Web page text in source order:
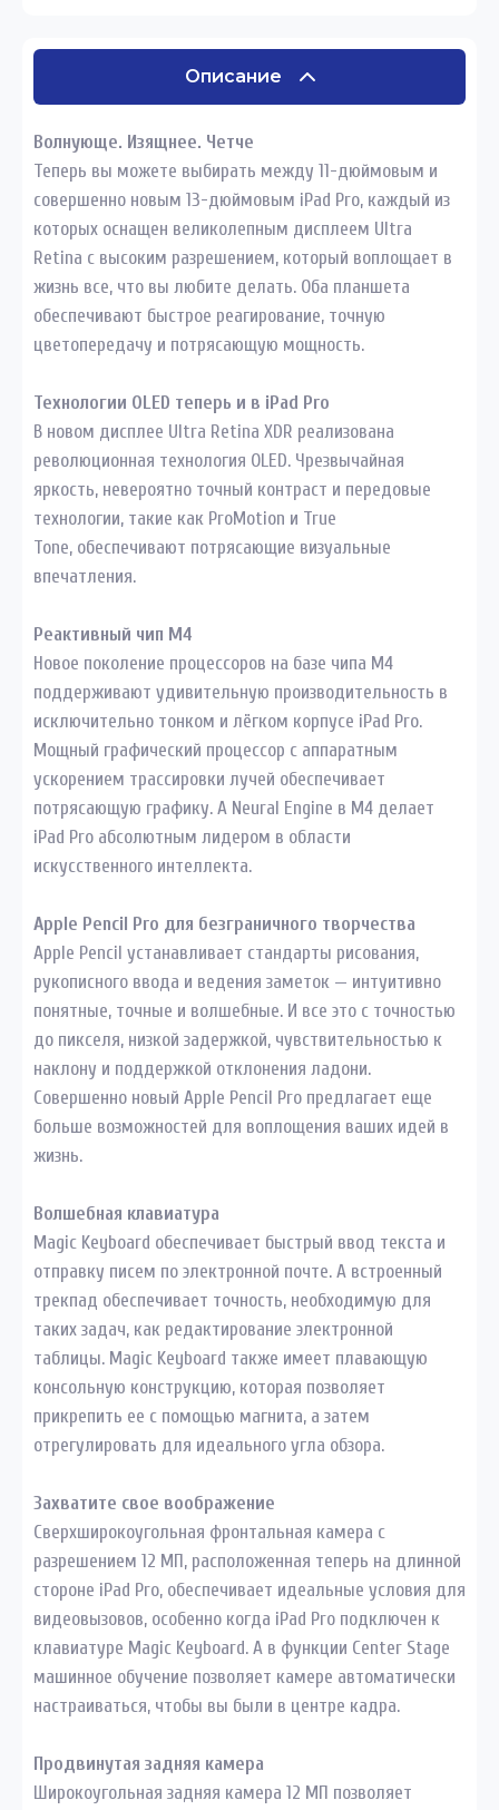
Описание
Волнующе. Изящнее. Четче
Теперь вы можете выбирать между 11-дюймовым и
совершенно новым 13-дюймовым iPad Pro, каждый из
которых оснащен великолепным дисплеем Ultra
Retina с высоким разрешением, который воплощает в
жизнь все, что вы любите делать. Оба планшета
обеспечивают быстрое реагирование, точную
цветопередачу и потрясающую мощность.
Технологии OLED теперь и в iPad Pro
В новом дисплее Ultra Retina XDR реализована
революционная технология OLED. Чрезвычайная
яркость, невероятно точный контраст и передовые
технологии, такие как ProMotion и True
Tone, обеспечивают потрясающие визуальные
впечатления.
Реактивный чип М4
Новое поколение процессоров на базе чипа М4
поддерживают удивительную производительность в
исключительно тонком и лёгком корпусе iPad Pro.
Мощный графический процессор с аппаратным
ускорением трассировки лучей обеспечивает
потрясающую графику. А Neural Engine в M4 делает
iPad Pro абсолютным лидером в области
искусственного интеллекта.
Apple Pencil Pro для безграничного творчества
Apple Pencil устанавливает стандарты рисования,
рукописного ввода и ведения заметок — интуитивно
понятные, точные и волшебные. И все это с точностью
до пикселя, низкой задержкой, чувствительностью к
наклону и поддержкой отклонения ладони.
Совершенно новый Apple Pencil Pro предлагает еще
больше возможностей для воплощения ваших идей в
жизнь.
Волшебная клавиатура
Magic Keyboard обеспечивает быстрый ввод текста и
отправку писем по электронной почте. А встроенный
трекпад обеспечивает точность, необходимую для
таких задач, как редактирование электронной
таблицы. Magic Keyboard также имеет плавающую
консольную конструкцию, которая позволяет
прикрепить ее с помощью магнита, а затем
отрегулировать для идеального угла обзора.
Захватите свое воображение
Сверхширокоугольная фронтальная камера с
разрешением 12 МП, расположенная теперь на длинной
стороне iPad Pro, обеспечивает идеальные условия для
видеовызовов, особенно когда iPad Pro подключен к
клавиатуре Magic Keyboard. А в функции Center Stage
машинное обучение позволяет камере автоматически
настраиваться, чтобы вы были в центре кадра.
Продвинутая задняя камера
Широкоугольная задняя камера 12 МП позволяет